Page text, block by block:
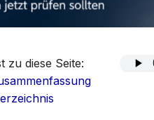
zu diese Seite: